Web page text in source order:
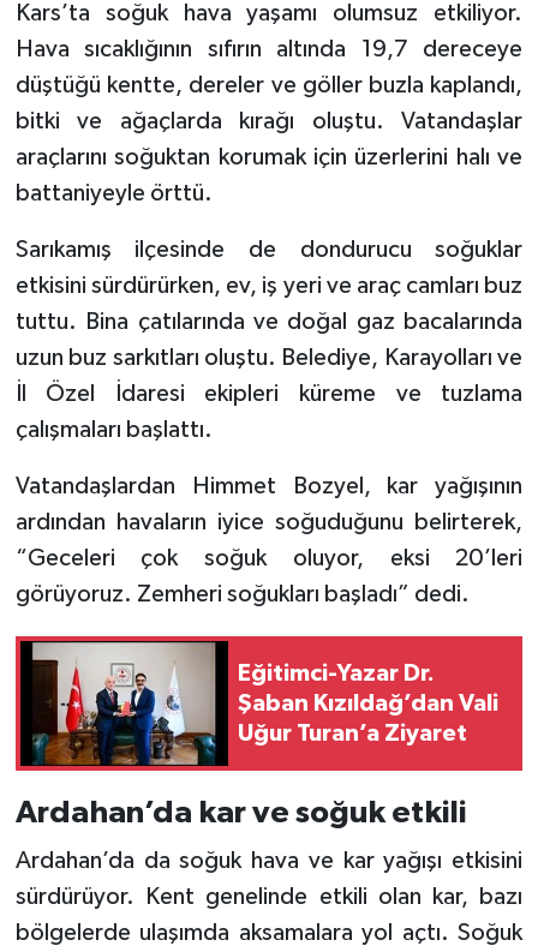
Kars’ta soğuk hava yaşamı olumsuz etkiliyor.
Hava sıcaklığının sıfırın altında 19,7 dereceye
düştüğü kentte, dereler ve göller buzla kaplandı,
bitki ve ağaçlarda kırağı oluştu. Vatandaşlar
araçlarını soğuktan korumak için üzerlerini halı ve
battaniyeyle örttü.
Sarıkamış ilçesinde de dondurucu soğuklar
etkisini sürdürürken, ev, iş yeri ve araç camları buz
tuttu. Bina çatılarında ve doğal gaz bacalarında
uzun buz sarkıtları oluştu. Belediye, Karayolları ve
İl Özel İdaresi ekipleri küreme ve tuzlama
çalışmaları başlattı.
Vatandaşlardan Himmet Bozyel, kar yağışının
ardından havaların iyice soğuduğunu belirterek,
“Geceleri çok soğuk oluyor, eksi 20’leri
görüyoruz. Zemheri soğukları başladı” dedi.
Eğitimci-Yazar Dr.
Şaban Kızıldağ’dan Vali
Uğur Turan’a Ziyaret
Ardahan’da kar ve soğuk etkili
Ardahan’da da soğuk hava ve kar yağışı etkisini
sürdürüyor. Kent genelinde etkili olan kar, bazı
bölgelerde ulaşımda aksamalara yol açtı. Soğuk